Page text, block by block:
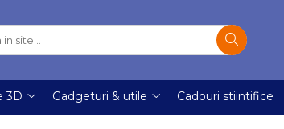
3D Gadgeturi & utile Cadouri stiintifice